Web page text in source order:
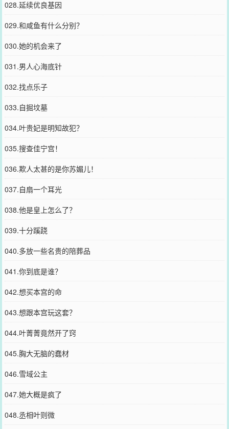
028.延续优良基因
029.和咸鱼有什么分别？
030.她的机会来了
031.男人心海底针
032.找点乐子
033.自掘坟墓
034.叶贵妃是明知故犯？
035.搜查佳宁宫！
036.欺人太甚的是你苏媚儿！
037.自扇一个耳光
038.他是皇上怎么了？
039.十分蹊跷
040.多放一些名贵的陪葬品
041.你到底是谁？
042.想买本宫的命
043.想跟本宫玩这套？
044.叶菁菁竟然开了窍
045.胸大无脑的蠢材
046.雪域公主
047.她大概是疯了
048.丞相叶则微